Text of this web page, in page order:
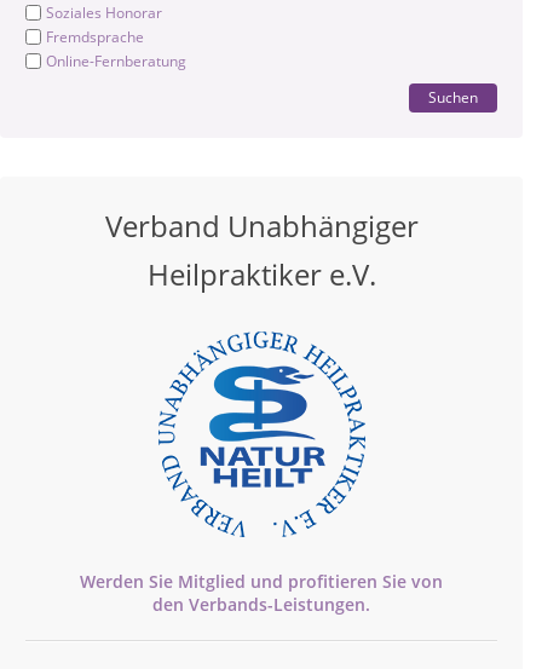
Soziales Honorar
Fremdsprache
Online-Fernberatung
Suchen
Verband Unabhängiger
Heilpraktiker e.V.
Werden Sie Mitglied und profitieren Sie von
den Verbands-Leistungen.